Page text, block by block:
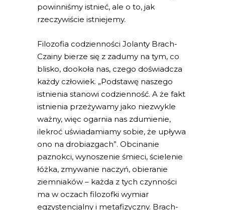
powinniśmy istnieć, ale o to, jak
rzeczywiście istniejemy.
Filozofia codzienności Jolanty Brach-
Czainy bierze się z zadumy na tym, co
blisko, dookoła nas, czego doświadcza
każdy człowiek. „Podstawę naszego
istnienia stanowi codzienność. A że fakt
istnienia przeżywamy jako niezwykle
ważny, więc ogarnia nas zdumienie,
ilekroć uświadamiamy sobie, że upływa
ono na drobiazgach”. Obcinanie
paznokci, wynoszenie śmieci, ścielenie
łóżka, zmywanie naczyń, obieranie
ziemniaków – każda z tych czynności
ma w oczach filozofki wymiar
egzystencjalny i metafizyczny. Brach-